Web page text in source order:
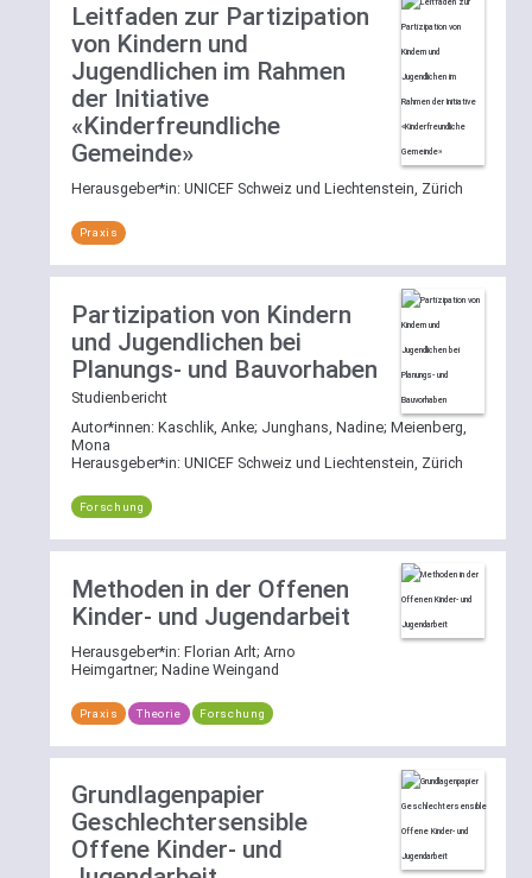
Leitfaden zur Partizipation
von Kindern und
Jugendlichen im Rahmen
der Initiative
«Kinderfreundliche
Gemeinde»
Herausgeber*in: UNICEF Schweiz und Liechtenstein, Zürich
Praxis
Partizipation von Kindern
und Jugendlichen bei
Planungs- und Bauvorhaben
Studienbericht
Autor*innen: Kaschlik, Anke; Junghans, Nadine; Meienberg,
Mona
Herausgeber*in: UNICEF Schweiz und Liechtenstein, Zürich
Forschung
Methoden in der Offenen
Kinder- und Jugendarbeit
Herausgeber*in: Florian Arlt; Arno
Heimgartner; Nadine Weingand
Praxis Theorie Forschung
Grundlagenpapier
Geschlechtersensible
Offene Kinder- und